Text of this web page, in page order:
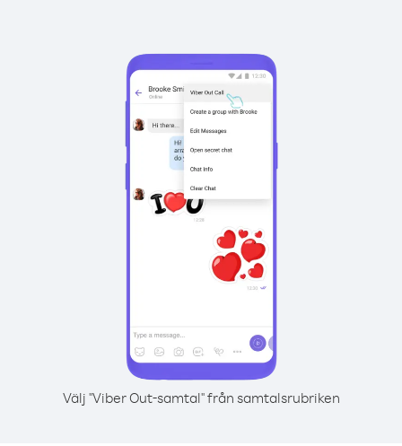
Välj "Viber Out-samtal" från samtalsrubriken